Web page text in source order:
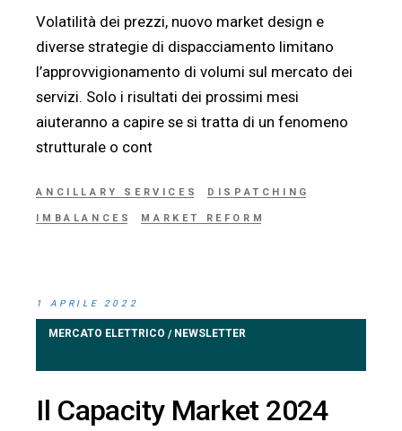
Volatilità dei prezzi, nuovo market design e
diverse strategie di dispacciamento limitano
l’approvvigionamento di volumi sul mercato dei
servizi. Solo i risultati dei prossimi mesi
aiuteranno a capire se si tratta di un fenomeno
strutturale o cont
ANCILLARY SERVICES DISPATCHING
IMBALANCES MARKET REFORM
1 APRILE 2022
MERCATO ELETTRICO / NEWSLETTER
Il Capacity Market 2024